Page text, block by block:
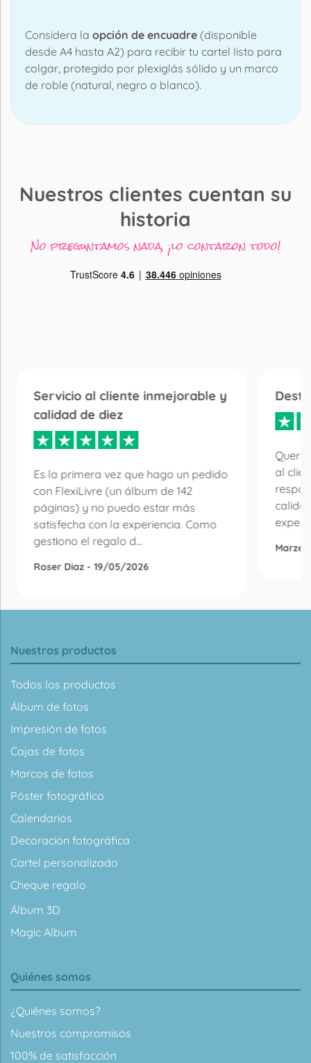
Considera la opción de encuadre (disponible
desde A4 hasta A2) para recibir tu cartel listo para
colgar, protegido por plexiglás sólido y un marco
de roble (natural, negro o blanco).
Nuestros clientes cuentan su
historia
No preguntamos nada, ¡lo contaron todo!
Servicio al cliente inmejorable y
calidad de diez
Es la primera vez que hago un pedido
con FlexiLivre (un álbum de 142
páginas) y no puedo estar más
satisfecha con la experiencia. Como
gestiono el regalo d...
Roser Diaz - 19/05/2026
al
Nuestros productos
Todos los productos
Álbum de fotos
Impresión de fotos
Cajas de fotos
Marcos de fotos
Póster fotográfico
Calendarios
Decoración fotográfica
Cartel personalizado
Cheque regalo
Álbum 3D
Magic Album
Quiénes somos
¿Quiénes somos?
Nuestros compromisos
100% de satisfacción